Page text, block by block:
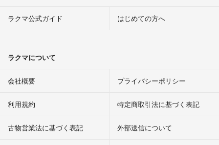
ラクマ公式ガイド はじめての方へ
ラクマについて
会社概要 プライバシーポリシー
利用規約 特定商取引法に基づく表記
古物営業法に基づく表記 外部送信について